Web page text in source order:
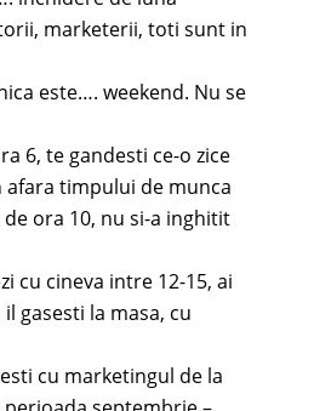
marketerii, toti sunt in
este…. weekend. Nu se
6, te gandesti ce-o zice
afara timpului de munca
ora 10, nu si-a inghitit
cu cineva intre 12-15, ai
gasesti la masa, cu
cu marketingul de la